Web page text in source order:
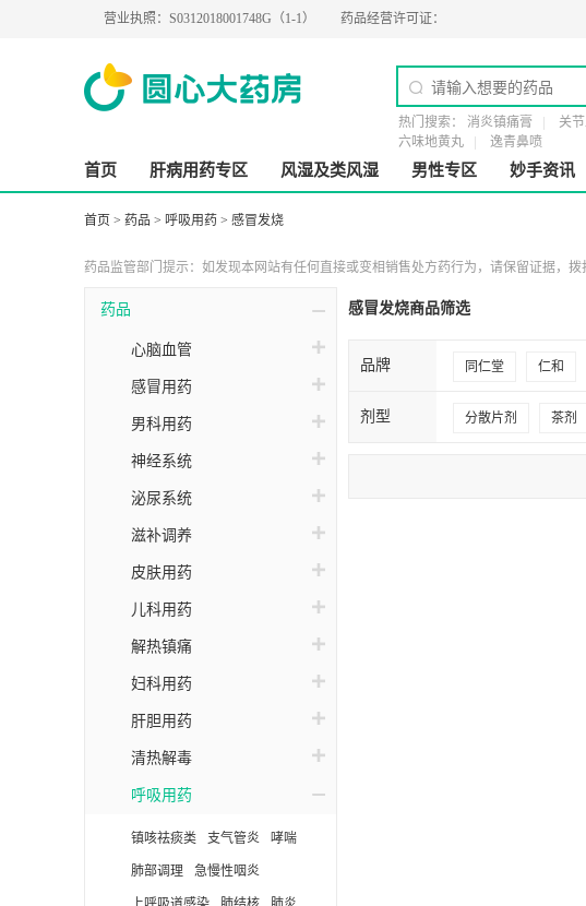
营业执照：S0312018001748G（1-1） 药品经营许可证：粤BA0200274
热门搜索： 消炎镇痛膏 关
六味地黄丸
逸青鼻喷
首页 肝病用药专区 风湿及类风湿 男性专区 妙手资讯
首页 > 药品 > 呼吸用药 > 感冒发烧
药品监管部门提示：如发现本网站有任何直接或变相销售处方药行为，请保留证据，拨
药品
心脑血管
感冒用药
男科用药
神经系统
泌尿系统
滋补调养
皮肤用药
儿科用药
解热镇痛
妇科用药
肝胆用药
清热解毒
呼吸用药
镇咳祛痰类 支气管炎 哮喘
肺部调理 急慢性咽炎
感冒发烧商品筛选
品牌 同仁堂 仁和
剂型 分散片剂 茶剂